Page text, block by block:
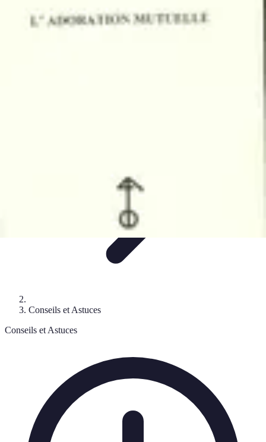
Comparateur MutuellePro
Guide d'utilisation Comparateurscomparateur mutuelle pro
conseils
Conseils et Astuces
Conseils et Astuces